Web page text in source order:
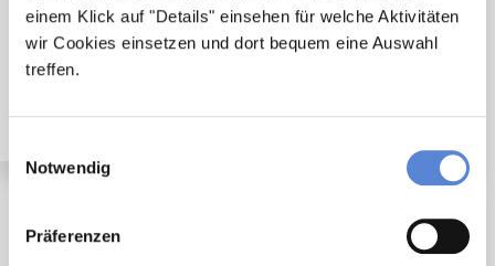
einem Klick auf "Details" einsehen für welche Aktivitäten
wir Cookies einsetzen und dort bequem eine Auswahl
treffen.
Notwendig
Präferenzen
Angestellter Facharzt (m/w/d) in Voll- oder Teilzeit
ab sofort in Schwerte